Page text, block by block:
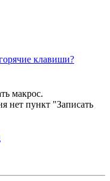
клавиши?
макрос.
нет пункт "Записать